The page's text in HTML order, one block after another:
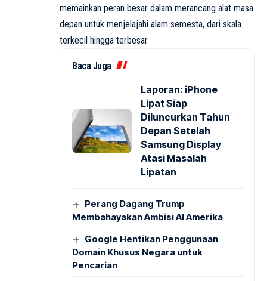
memainkan peran besar dalam merancang alat masa
depan untuk menjelajahi alam semesta, dari skala
terkecil hingga terbesar.
Baca Juga
Laporan: iPhone
Lipat Siap
Diluncurkan Tahun
Depan Setelah
Samsung Display
Atasi Masalah
Lipatan
Perang Dagang Trump
Membahayakan Ambisi AI Amerika
Google Hentikan Penggunaan
Domain Khusus Negara untuk
Pencarian